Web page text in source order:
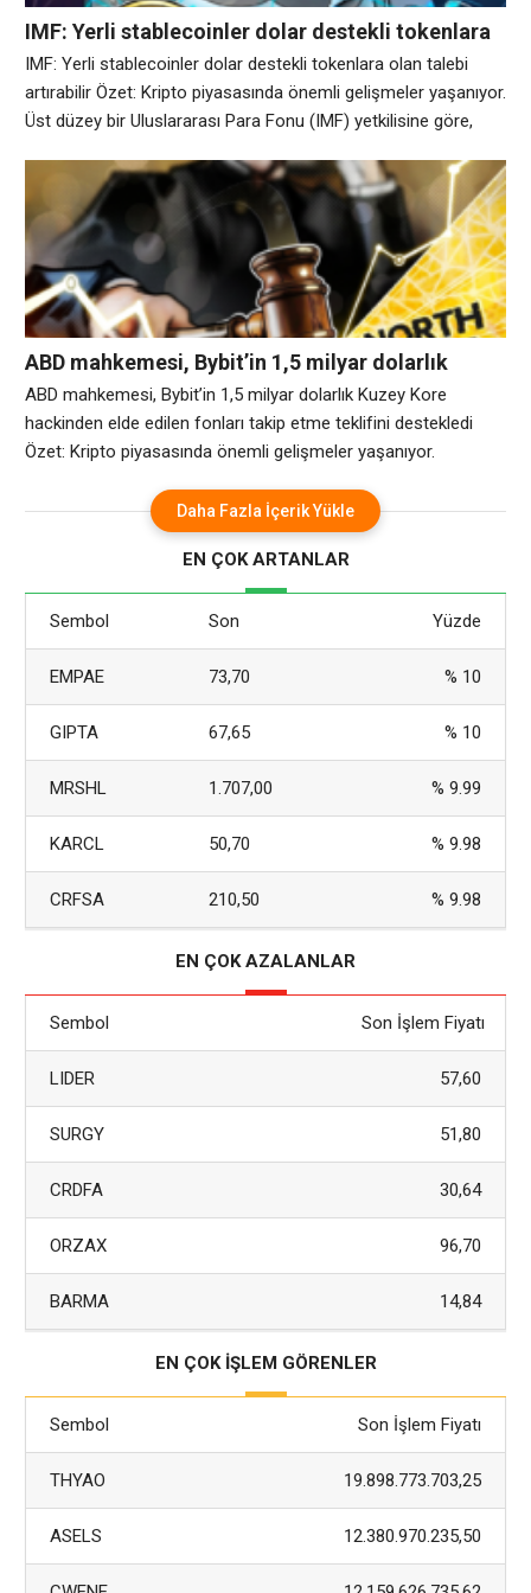
IMF: Yerli stablecoinler dolar destekli tokenlara
olan talebi artırabilir
IMF: Yerli stablecoinler dolar destekli tokenlara olan talebi
artırabilir Özet: Kripto piyasasında önemli gelişmeler yaşanıyor.
Üst düzey bir Uluslararası Para Fonu (IMF) yetkilisine göre,
yerli para birimindeki stabilcoinler, kullanıcıların fonlarını dijital
dolara taşımasını kolaylaştırabilir. Cuma günü, IMF Birinci
Genel Müdür Yardımcısı Dan Katz, yerel ve dolar bazlı
stablecoin’lerin
ABD mahkemesi, Bybit’in 1,5 milyar dolarlık
Kuzey Kore hackinden elde edilen fonları takip
etme teklifini destekledi
ABD mahkemesi, Bybit’in 1,5 milyar dolarlık Kuzey Kore
hackinden elde edilen fonları takip etme teklifini destekledi
Özet: Kripto piyasasında önemli gelişmeler yaşanıyor.
yargıcın, kripto borsası Bybit’in, şirkete hızlı keşif izni vererek,
Kuzey Kore bağlantılı 1,5 milyar dolarlık saldırıda çalınan
varlıkları takip etme çabasını desteklediğini gösteriyor.
Kayıtlara göre
Daha Fazla İçerik Yükle
EN ÇOK ARTANLAR
Sembol Son Yüzde
EMPAE 73,70 % 10
GIPTA 67,65 % 10
MRSHL 1.707,00 % 9.99
KARCL 50,70 % 9.98
CRFSA 210,50 % 9.98
EN ÇOK AZALANLAR
Sembol Son İşlem Fiyatı
LIDER 57,60
SURGY 51,80
CRDFA 30,64
ORZAX 96,70
BARMA 14,84
EN ÇOK İŞLEM GÖRENLER
Sembol Son İşlem Fiyatı
THYAO 19.898.773.703,25
ASELS 12.380.970.235,50